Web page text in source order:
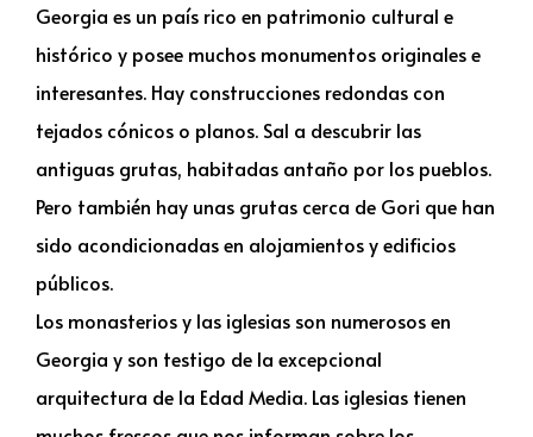
Georgia es un país rico en patrimonio cultural e
histórico y posee muchos monumentos originales e
interesantes. Hay construcciones redondas con
tejados cónicos o planos. Sal a descubrir las
antiguas grutas, habitadas antaño por los pueblos.
Pero también hay unas grutas cerca de Gori que han
sido acondicionadas en alojamientos y edificios
públicos.
Los monasterios y las iglesias son numerosos en
Georgia y son testigo de la excepcional
arquitectura de la Edad Media. Las iglesias tienen